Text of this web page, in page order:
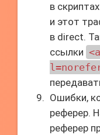
в
и этот
в direct.
ссылки
Ошибки,
реферер.
реферер